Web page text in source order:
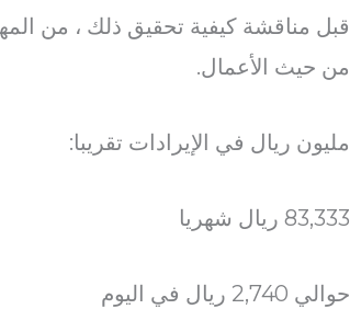
قبل مناقشة كيفية تحقيق ذلك ، من
من حيث الأعمال.
مليون ريال في الإيرادات تقريبا:
83,333 ريال شهريا
حوالي 2,740 ريال في اليوم